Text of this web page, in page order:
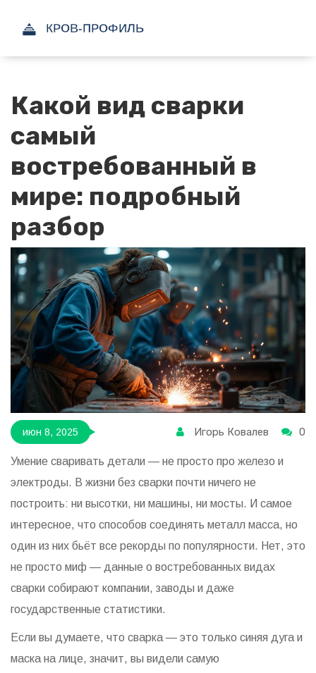
Какой вид сварки
самый
востребованный в
мире: подробный
разбор
июн 8, 2025 Игорь Ковалев 0
Умение сваривать детали — не просто про железо и
электроды. В жизни без сварки почти ничего не
построить: ни высотки, ни машины, ни мосты. И самое
интересное, что способов соединять металл масса, но
один из них бьёт все рекорды по популярности. Нет, это
не просто миф — данные о востребованных видах
сварки собирают компании, заводы и даже
государственные статистики.
Если вы думаете, что сварка — это только синяя дуга и
маска на лице, значит, вы видели самую